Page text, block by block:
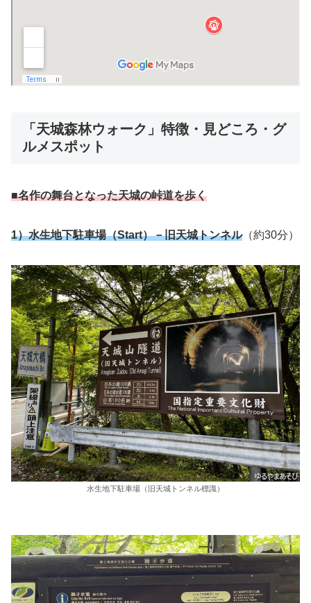
「天城森林ウォーク」特徴・見どころ・グ
ルメスポット
■名作の舞台となった天城の峠道を歩く
1）水生地下駐車場（Start）－旧天城トンネル（約30分）
水生地下駐車場（旧天城トンネル標識）